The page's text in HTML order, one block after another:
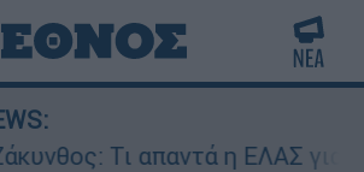
Τι απαντά η ΕΛΑΣ για